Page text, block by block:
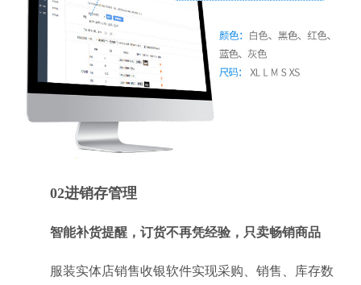
02进销存管理
智能补货提醒，订货不再凭经验，只卖畅销商品
服装实体店销售收银软件实现采购、销售、库存数